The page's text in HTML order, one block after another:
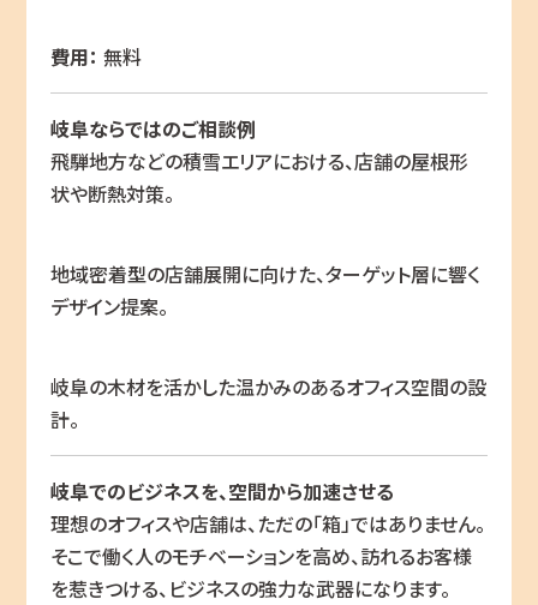
費用： 無料
岐阜ならではのご相談例
飛騨地方などの積雪エリアにおける、店舗の屋根形
状や断熱対策。
地域密着型の店舗展開に向けた、ターゲット層に響く
デザイン提案。
岐阜の木材を活かした温かみのあるオフィス空間の設
計。
岐阜でのビジネスを、空間から加速させる
理想のオフィスや店舗は、ただの「箱」ではありません。
そこで働く人のモチベーションを高め、訪れるお客様
を惹きつける、ビジネスの強力な武器になります。